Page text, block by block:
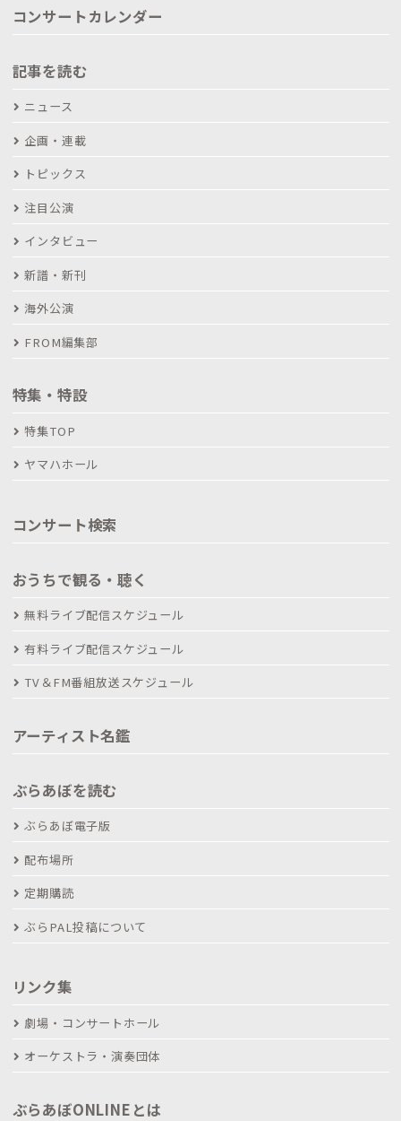
コンサートカレンダー
記事を読む
ニュース
企画・連載
トピックス
注目公演
インタビュー
新譜・新刊
海外公演
FROM編集部
特集・特設
特集TOP
ヤマハホール
コンサート検索
おうちで観る・聴く
無料ライブ配信スケジュール
有料ライブ配信スケジュール
TV＆FM番組放送スケジュール
アーティスト名鑑
ぶらあぼを読む
ぶらあぼ電子版
配布場所
定期購読
ぶらPAL投稿について
リンク集
劇場・コンサートホール
オーケストラ・演奏団体
ぶらあぼONLINEとは